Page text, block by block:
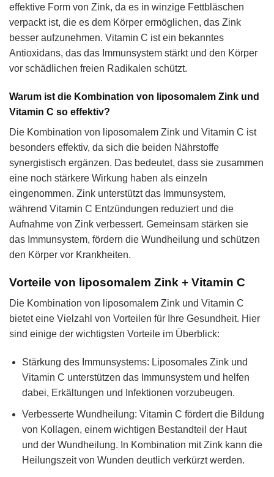
effektive Form von Zink, da es in winzige Fettbläschen
verpackt ist, die es dem Körper ermöglichen, das Zink
besser aufzunehmen. Vitamin C ist ein bekanntes
Antioxidans, das das Immunsystem stärkt und den Körper
vor schädlichen freien Radikalen schützt.
Warum ist die Kombination von liposomalem Zink und
Vitamin C so effektiv?
Die Kombination von liposomalem Zink und Vitamin C ist
besonders effektiv, da sich die beiden Nährstoffe
synergistisch ergänzen. Das bedeutet, dass sie zusammen
eine noch stärkere Wirkung haben als einzeln
eingenommen. Zink unterstützt das Immunsystem,
während Vitamin C Entzündungen reduziert und die
Aufnahme von Zink verbessert. Gemeinsam stärken sie
das Immunsystem, fördern die Wundheilung und schützen
den Körper vor Krankheiten.
Vorteile von liposomalem Zink + Vitamin C
Die Kombination von liposomalem Zink und Vitamin C
bietet eine Vielzahl von Vorteilen für Ihre Gesundheit. Hier
sind einige der wichtigsten Vorteile im Überblick:
Stärkung des Immunsystems: Liposomales Zink und
Vitamin C unterstützen das Immunsystem und helfen
dabei, Erkältungen und Infektionen vorzubeugen.
Verbesserte Wundheilung: Vitamin C fördert die Bildung
von Kollagen, einem wichtigen Bestandteil der Haut
und der Wundheilung. In Kombination mit Zink kann die
Heilungszeit von Wunden deutlich verkürzt werden.